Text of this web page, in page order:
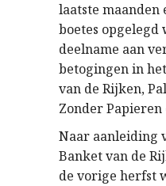
laatste maanden
boetes opgelegd
deelname aan
betogingen in
van de Rijken,
Zonder Papieren
Naar aanleiding
Banket van de
de vorige herfst